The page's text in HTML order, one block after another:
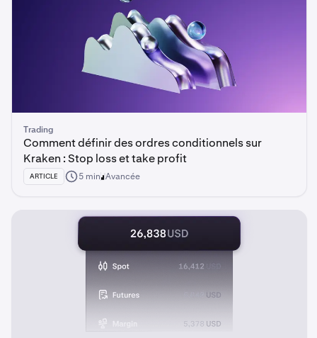
Trading
Comment définir des ordres conditionnels sur
Kraken : Stop loss et take profit
ARTICLE 5 min Avancée